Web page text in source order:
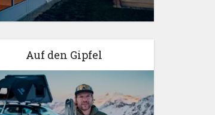
Auf den Gipfel